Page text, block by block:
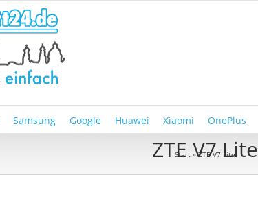
Samsung Google Huawei Xiaomi OnePlus
ZTE V7 Lite
Start »ZTE V7 Lite